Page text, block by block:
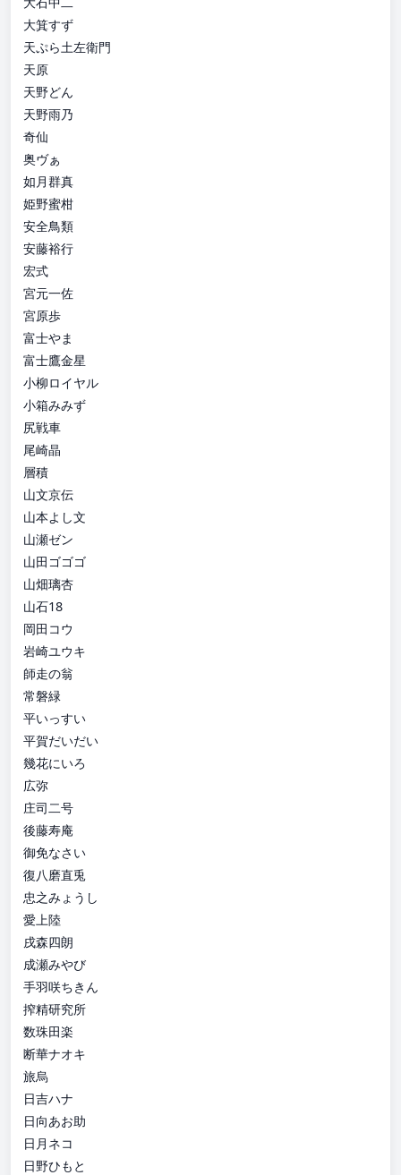
大箕すず
天ぷら土左衛門
天原
天野どん
天野雨乃
奇仙
奥ヴぁ
如月群真
姫野蜜柑
安全鳥類
安藤裕行
宏式
宮元一佐
宮原歩
富士やま
富士鷹金星
小柳ロイヤル
小箱みみず
尻戦車
尾崎晶
層積
山文京伝
山本よし文
山瀬ゼン
山田ゴゴゴ
山畑璃杏
山石18
岡田コウ
岩崎ユウキ
師走の翁
常磐緑
平いっすい
平賀だいだい
幾花にいろ
広弥
庄司二号
後藤寿庵
御免なさい
復八磨直兎
忠之みょうし
愛上陸
戌森四朗
成瀬みやび
手羽咲ちきん
搾精研究所
数珠田楽
断華ナオキ
旅烏
日吉ハナ
日向あお助
日月ネコ
日野ひもと